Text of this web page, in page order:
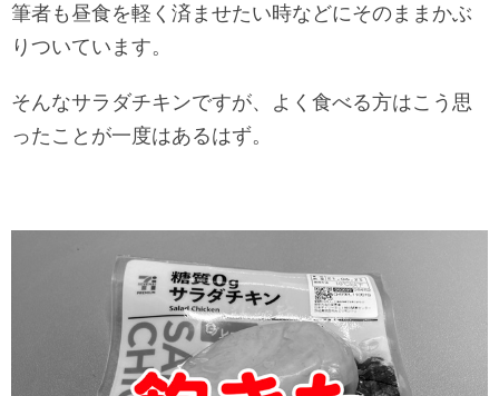
筆者も昼食を軽く済ませたい時などにそのままかぶ
りついています。
そんなサラダチキンですが、よく食べる方はこう思
ったことが一度はあるはず。